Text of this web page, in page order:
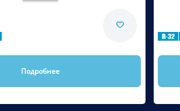
Подробнее
R-32